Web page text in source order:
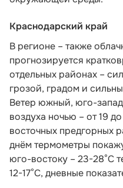
Краснодарский край
В регионе – также
прогнозируется
отдельных районах –
грозой, градом и
Ветер южный, юго-
воздуха ночью – от 19
восточных предгорных
днём термометры
юго-востоку – 23-28°С
12-17°С, дневные